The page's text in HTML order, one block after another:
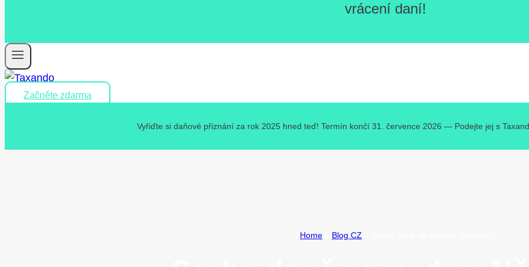
vrácení daní!
Začněte zdarma
Vyřiďte si daňové přiznání za rok 2025 hned teď! Termín končí 31. července 2026 — Podejte jej s
Home Blog CZ